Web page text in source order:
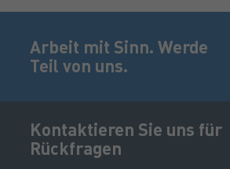
Fußzeile
Arbeit mit Sinn. Werde
Teil von uns.
Kontaktieren Sie uns für
Rückfragen